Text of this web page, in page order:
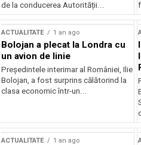
de la conducerea Autorității...
ACTUALITATE 1 an ago
Bolojan a plecat la Londra cu
un avion de linie
Președintele interimar al României, Ilie
Bolojan, a fost surprins călătorind la
clasa economic într-un...
ACTUALITATE 1 an ago